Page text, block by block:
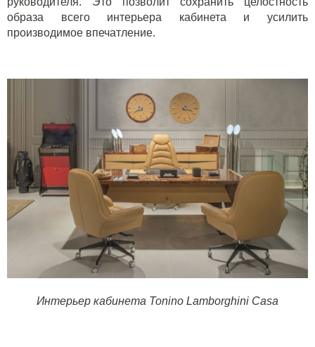
образа всего интерьера кабинета и усилить
производимое впечатление.
Интерьер кабинета Tonino Lamborghini Casa